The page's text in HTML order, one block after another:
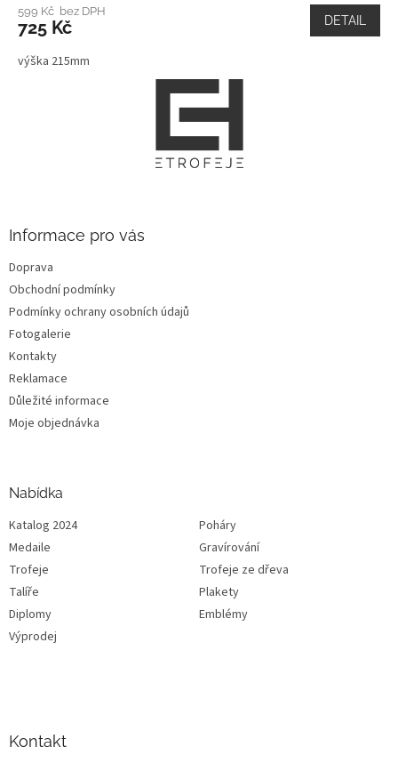
599 Kč bez DPH
725 Kč DETAIL
výška 215mm
Informace pro vás
Doprava
Obchodní podmínky
Podmínky ochrany osobních údajů
Fotogalerie
Kontakty
Reklamace
Důležité informace
Moje objednávka
Nabídka
Katalog 2024
Poháry
Medaile
Gravírování
Trofeje
Trofeje ze dřeva
Talíře
Plakety
Diplomy
Emblémy
Výprodej
Kontakt